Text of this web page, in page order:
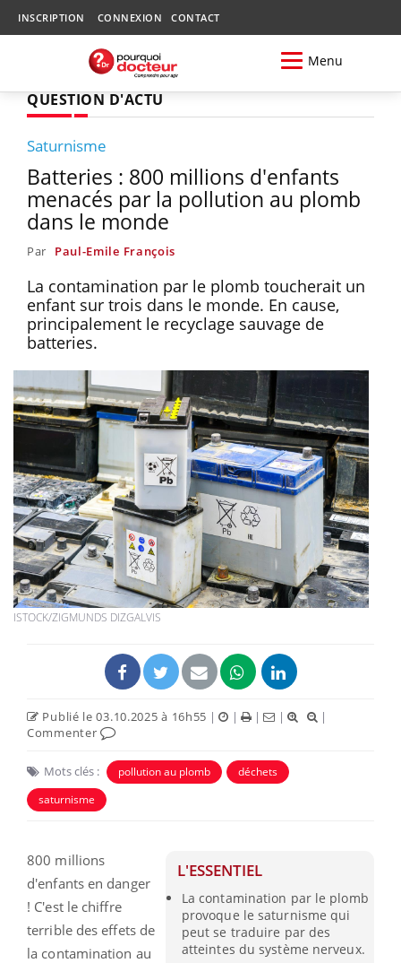
INSCRIPTION CONNEXION CONTACT
Menu
QUESTION D'ACTU
Saturnisme
Batteries : 800 millions d'enfants
menacés par la pollution au plomb
dans le monde
Par Paul-Emile François
La contamination par le plomb toucherait un
enfant sur trois dans le monde. En cause,
principalement le recyclage sauvage de
batteries.
ISTOCK/ZIGMUNDS DIZGALVIS
Publié le 03.10.2025 à 16h55 | | | |
|
Commenter
Mots clés : pollution au plomb
déchets
saturnisme
L'ESSENTIEL
La contamination par le plomb
provoque le saturnisme qui
peut se traduire par des
atteintes du système nerveux.
800 millions
d'enfants en danger
! C'est le chiffre
terrible des effets de
la contamination au